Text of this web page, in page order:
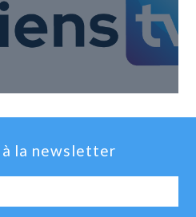
la newsletter